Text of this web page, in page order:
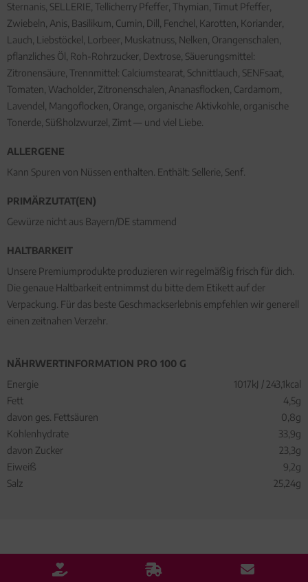
Sternanis, SELLERIE, Tellicherry Pfeffer, Thymian, Timut Pfeffer,
Zwiebeln, Anis, Basilikum, Cumin, Dill, Fenchel, Karotten, Koriander,
Lauch, Liebstöckel, Lorbeer, Muskatnuss, Nelken, Orangenschalen,
pflanzliches Öl, Roh-Rohrzucker, Dextrose, Säuerungsmittel:
Zitronensäure, Trennmittel: Calciumstearat, Schnittlauch, SENFsaat,
Tomaten, Wacholder, Zitronenschalen, Ananasflocken, Cardamom,
Lavendel, Mangoflocken, Orange, organische Aktivkohle, organische
Tonerde, Süßholzwurzel, Zimt — und viel Liebe.
ALLERGENE
Kann Spuren von Nüssen enthalten. Enthält: Sellerie, Senf.
PRIMÄRZUTAT(EN)
Gewürze nicht aus Bayern/DE stammend
HALTBARKEIT
Unsere Premiumprodukte produzieren wir regelmäßig frisch für dich.
Die genaue Haltbarkeit entnimmst du bitte dem Etikett auf der
Verpackung. Für das beste Geschmackserlebnis empfehlen wir generell
einen zeitnahen Verzehr.
NÄHRWERTINFORMATION PRO 100 G
Energie
1017kJ / 243,1kcal
Fett
4,5g
davon ges. Fettsäuren
0,8g
Kohlenhydrate
33,9g
davon Zucker
23,3g
Eiweiß
9,2g
Salz
25,24g